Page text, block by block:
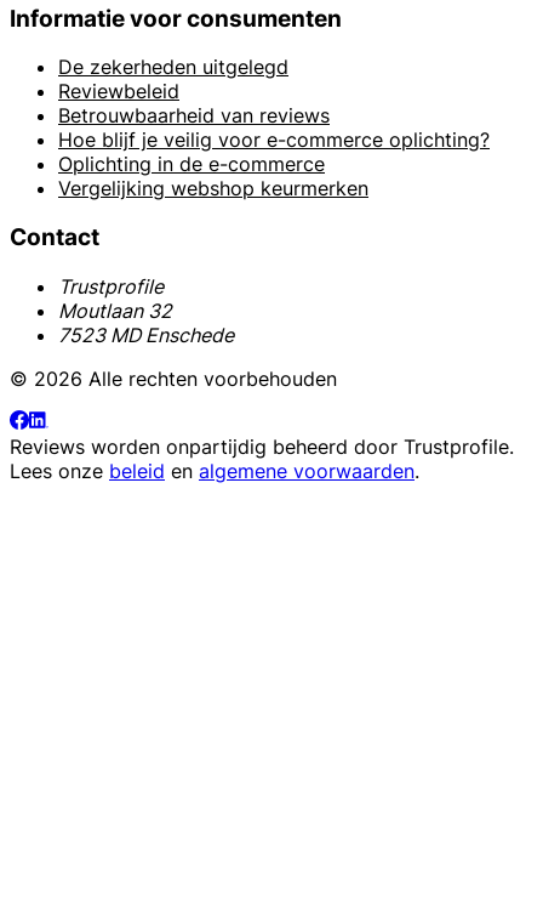
Informatie voor consumenten
De zekerheden uitgelegd
Reviewbeleid
Betrouwbaarheid van reviews
Hoe blijf je veilig voor e-commerce oplichting?
Oplichting in de e-commerce
Vergelijking webshop keurmerken
Contact
Trustprofile
Moutlaan 32
7523 MD Enschede
© 2026 Alle rechten voorbehouden
Reviews worden onpartijdig beheerd door Trustprofile.
Lees onze beleid en algemene voorwaarden.